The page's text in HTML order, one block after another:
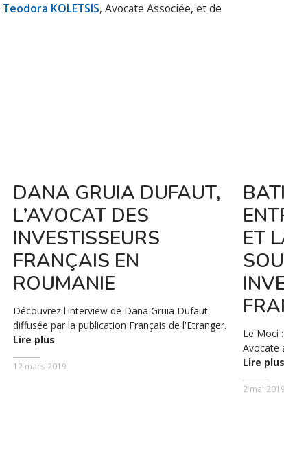
Teodora KOLETSIS, Avocate Associée, et de
DANA GRUIA DUFAUT,
L’AVOCAT DES
INVESTISSEURS
FRANÇAIS EN
ROUMANIE
Découvrez l'interview de Dana Gruia Dufaut
diffusée par la publication Français de l'Etranger.
Lire plus
12 mars 2019
ET
Le Moci
Avocate
Lire plus
2 mai 2019